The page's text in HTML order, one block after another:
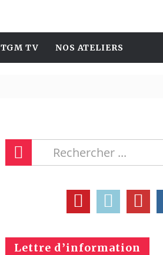
TGM TV NOS ATELIERS
Lettre d’information